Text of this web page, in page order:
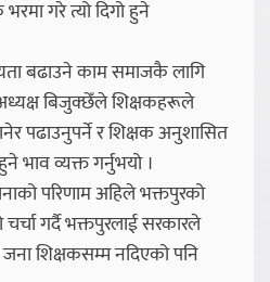
गरे त्यो दिगो हुने
बढाउने काम समाजकै लागि
बिजुक्छेँले शिक्षकहरूले
पढाउनुपर्ने र शिक्षक अनुशासित
भाव व्यक्त गर्नुभयो ।
परिणाम अहिले भक्तपुरको
गर्दै भक्तपुरलाई सरकारले
शिक्षकसम्म नदिएको पनि